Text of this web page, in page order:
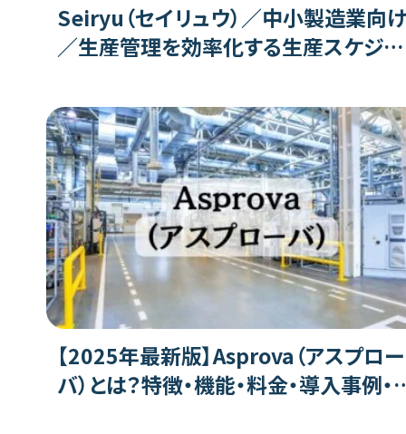
Seiryu（セイリュウ）／中小製造業向
／生産管理を効率化する生産スケジュ
【2025年最新版】Asprova（アスプロー
バ）とは？特徴・機能・料金・導入事例・